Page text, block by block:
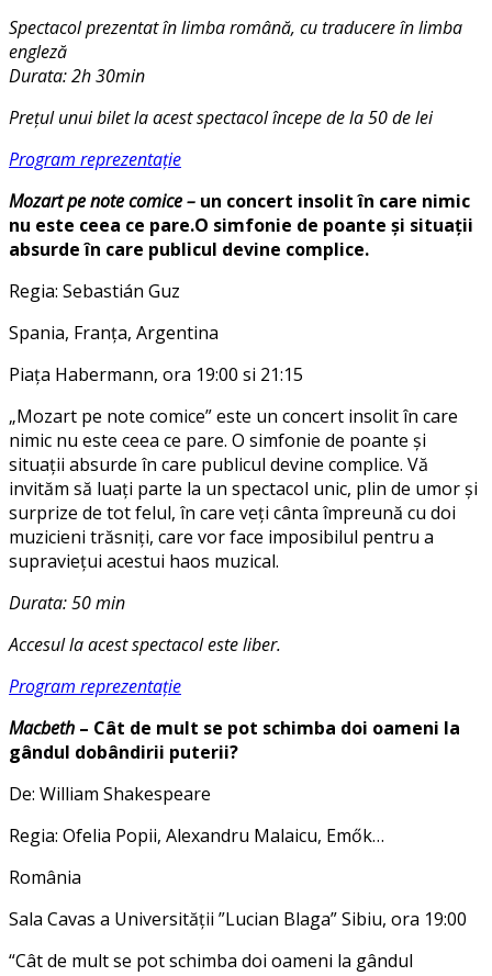
Spectacol prezentat în limba română, cu traducere în limba
engleză
Durata: 2h 30min
Prețul unui bilet la acest spectacol începe de la 50 de lei
Program reprezentație
Mozart pe note comice – un concert insolit în care nimic
nu este ceea ce pare.O simfonie de poante și situații
absurde în care publicul devine complice.
Regia: Sebastián Guz
Spania, Franța, Argentina
Piața Habermann, ora 19:00 si 21:15
„Mozart pe note comice” este un concert insolit în care
nimic nu este ceea ce pare. O simfonie de poante și
situații absurde în care publicul devine complice. Vă
invităm să luați parte la un spectacol unic, plin de umor și
surprize de tot felul, în care veți cânta împreună cu doi
muzicieni trăsniți, care vor face imposibilul pentru a
supraviețui acestui haos muzical.
Durata: 50 min
Accesul la acest spectacol este liber.
Program reprezentație
Macbeth – Cât de mult se pot schimba doi oameni la
gândul dobândirii puterii?
De: William Shakespeare
Regia: Ofelia Popii, Alexandru Malaicu, Emők…
România
Sala Cavas a Universității ”Lucian Blaga” Sibiu, ora 19:00
“Cât de mult se pot schimba doi oameni la gândul